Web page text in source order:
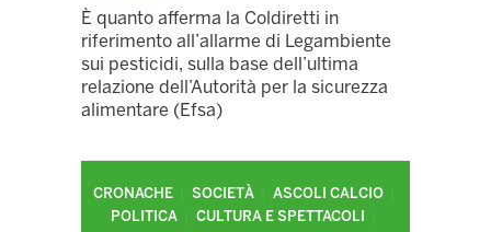
È quanto afferma la Coldiretti in
riferimento all’allarme di Legambiente
sui pesticidi, sulla base dell’ultima
relazione dell’Autorità per la sicurezza
alimentare (Efsa)
CRONACHE SOCIETÀ
ASCOLI CALCIO
POLITICA
CULTURA E SPETTACOLI